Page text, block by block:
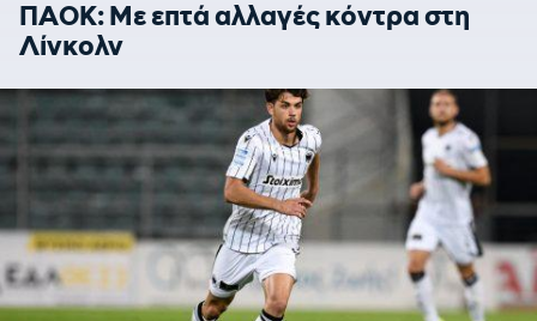
ΠΑΟΚ: Με επτά αλλαγές κόντρα στη
Λίνκολν